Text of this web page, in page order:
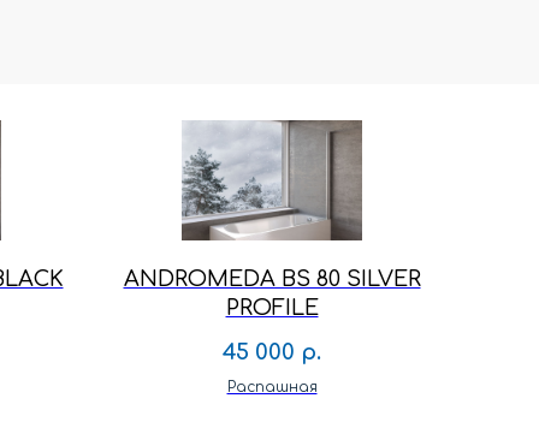
ANDROMEDA BS 80 SILVER
PROFILE
45 000 р.
Распашная